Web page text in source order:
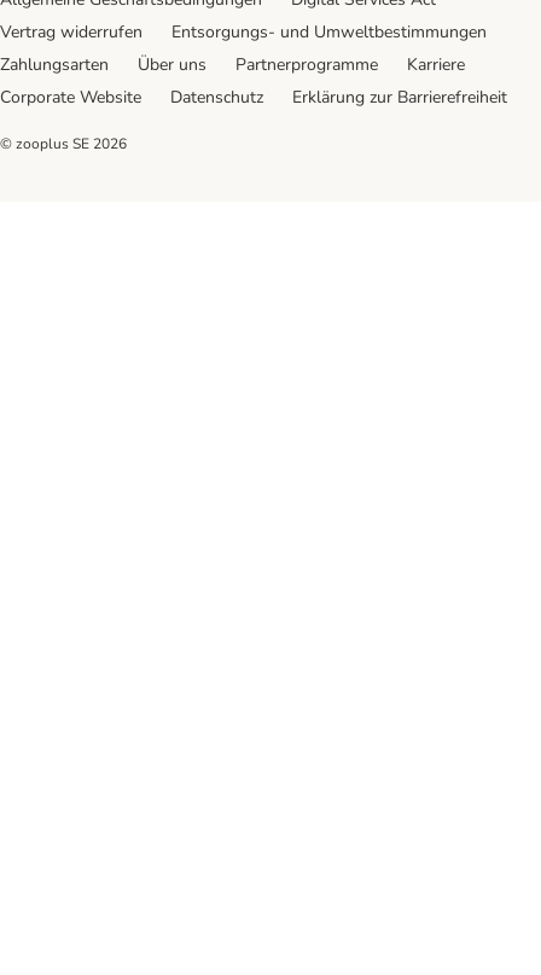
Vertrag widerrufen
Entsorgungs- und Umweltbestimmungen
Zahlungsarten
Über uns Partnerprogramme
Karriere
Corporate Website
Datenschutz Erklärung zur Barrierefreiheit
© zooplus SE 2026